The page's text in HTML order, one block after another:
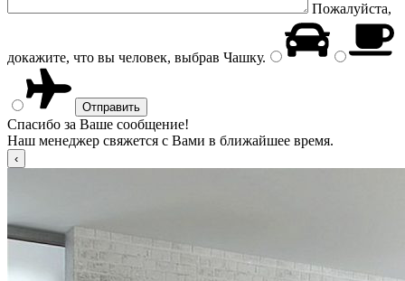
Пожалуйста,
докажите, что вы человек, выбрав Чашку.
Спасибо за Ваше сообщение!
Наш менеджер свяжется с Вами в ближайшее время.